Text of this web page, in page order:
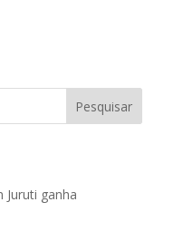
Pesquisar
Juruti ganha